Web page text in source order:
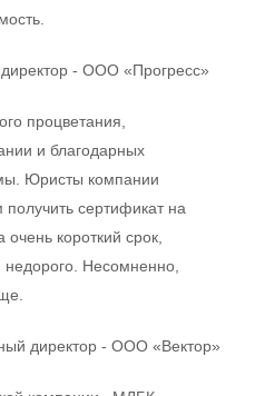
- ООО «Прогресс»
процветания,
и благодарных
Юристы компании
сертификат на
короткий срок,
Несомненно,
директор - ООО «Вектор»